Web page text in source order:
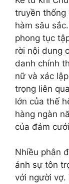
truyền thống
hàm sâu
phong tục
rời nội dung
danh chính
nữ và xác
trọng liên
lớn của thế
hàng ngàn
của đám
Nhiều phân
ánh sự tôn
với người vợ.